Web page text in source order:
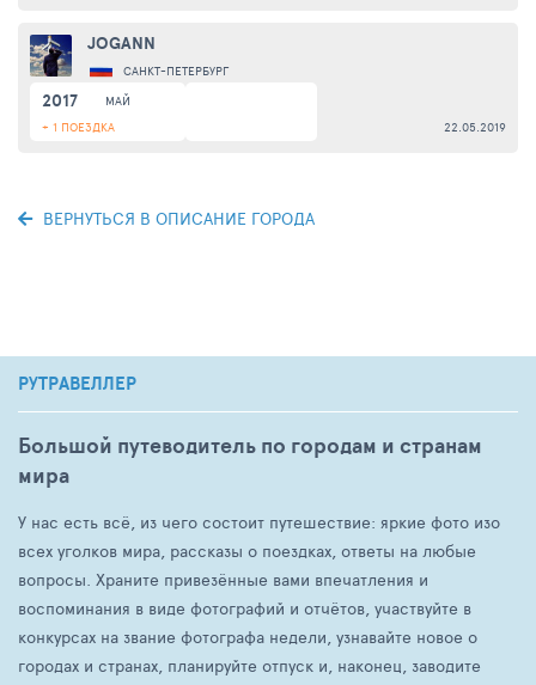
JOGANN
САНКТ-ПЕТЕРБУРГ
2017
МАЙ
+ 1 ПОЕЗДКА
22.05.2019
ВЕРНУТЬСЯ В ОПИСАНИЕ ГОРОДА
РУТРАВЕЛЛЕР
Большой путеводитель по городам и странам
мира
У нас есть всё, из чего состоит путешествие: яркие фото изо
всех уголков мира, рассказы о поездках, ответы на любые
вопросы. Храните привезённые вами впечатления и
воспоминания в виде фотографий и отчётов, участвуйте в
конкурсах на звание фотографа недели, узнавайте новое о
городах и странах, планируйте отпуск и, наконец, заводите